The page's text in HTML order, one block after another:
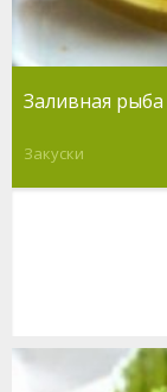
Заливная рыба
Закуски